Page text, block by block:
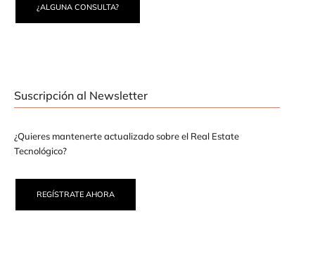
¿ALGUNA CONSULTA?
Suscripción al Newsletter
¿Quieres mantenerte actualizado sobre el Real Estate
Tecnológico?
REGÍSTRATE AHORA